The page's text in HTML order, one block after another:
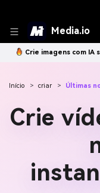
Media.io
Crie imagens com IA
Início > criar > Últimas
Crie